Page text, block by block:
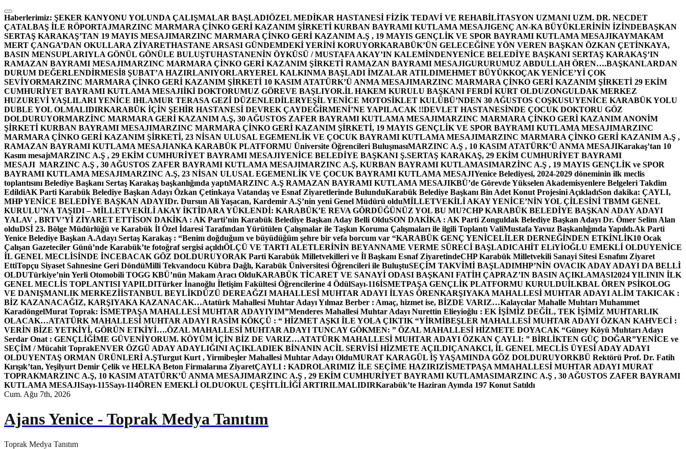
İçeriğe
atla
Haberlerimiz: ŞEKER KANYONU YOLUNDA ÇALIŞMALAR BAŞLADIÖZEL MEDİKAR HASTANESİ FİZİK TEDAVİ VE REHABİLİTASYON UZMANI UZM. DR. NECDET
ÇATALBAŞ İLE RÖPORTAJMARZINC MARMARA ÇİNKO GERİ KAZANIM ŞİRKETİ KURBAN BAYRAMI KUTLAMA MESAJIGENÇ AN-KA BÜYÜKLERİNİN İZİNDEBAŞKAN
SERTAŞ KARAKAŞ’TAN 19 MAYIS MESAJIMARZINC MARMARA ÇİNKO GERİ KAZANIM A.Ş , 19 MAYIS GENÇLİK VE SPOR BAYRAMI KUTLAMA MESAJIKAYMAKAM
MERT ÇANGA’DAN OKULLARA ZİYARETHASTANE ARSASI GÜNDEMDEKİ YERİNİ KORUYORKARABÜK’ÜN GELECEĞİNE YÖN VEREN BAŞKAN ÖZKAN ÇETİNKAYA,
BASIN MENSUPLARIYLA GÖNÜL GÖNÜLE BULUŞTUHASTANENİN ÖYKÜSÜ / MUSTAFA AKAY’IN KALEMİNDENYENİCE BELEDİYE BAŞKANI SERTAŞ KARAKAŞ’IN
RAMAZAN BAYRAMI MESAJIMARZINC MARMARA ÇİNKO GERİ KAZANIM ŞİRKETİ RAMAZAN BAYRAMI MESAJIGURURUMUZ ABDULLAH ÖREN….BAŞKANLARDAN
DURUM DEĞERLENDİRMESİ8 ŞUBAT’A HAZIRLANIYORLARYEREL KALKINMA BAŞLADI İMZALAR ATILDIMEHMET BÜYÜKKOÇAK YENİCE’Yİ ÇOK
SEVİYORMARZINC MARMARA ÇİNKO GERİ KAZANIM ŞİRKETİ 10 KASIM ATATÜRK’Ü ANMA MESAJIMARZINC MARMARA ÇİNKO GERİ KAZANIM ŞİRKETİ 29 EKİM
CUMHURİYET BAYRAMI KUTLAMA MESAJIİKİ DOKTORUMUZ GÖREVE BAŞLIYOR.İL HAKEM KURULU BAŞKANI FERDİ KURT OLDUZONGULDAK MERKEZ
HUZUREVİ YAŞLILARI YENİCE IHLAMUR TERASA GEZİ DÜZENLEDİLERYEŞİL YENİCE MOTOSİKLET KULÜBÜ’NDEN 30 AĞUSTOS COŞKUSUYENİCE KARABÜK YOLU
DUBLE YOL OLMALIDIRKARABÜK İÇİN ŞEHİR HASTANESİ DEVREK ÇAYDEĞİRMENİ’NE YAPILACAK !!DEVLET HASTANESİNDE ÇOCUK DOKTORU GÖZ
DOLDURUYORMARZİNC MARMARA GERİ KAZANIM A.Ş, 30 AĞUSTOS ZAFER BAYRAMI KUTLAMA MESAJIMARZINC MARMARA ÇİNKO GERİ KAZANIM ANONİM
ŞİRKETİ KURBAN BAYRAMI MESAJIMARZINC MARMARA ÇİNKO GERİ KAZANIM ŞİRKETİ, 19 MAYIS GENÇLİK VE SPOR BAYRAMI KUTLAMA MESAJIMARZINC
MARMARA ÇİNKO GERİ KAZANIM ŞİRKETİ, 23 NİSAN ULUSAL EGEMENLİK VE ÇOCUK BAYRAMI KUTLAMA MESAJIMARZINC MARMARA ÇİNKO GERİ KAZANIM A.Ş ,
RAMAZAN BAYRAMI KUTLAMA MESAJIANKA KARABÜK PLATFORMU Üniversite Öğrencileri BuluşmasıMARZINC A.Ş , 10 KASIM ATATÜRK’Ü ANMA MESAJIKarakaş’tan 10
Kasım mesajıMARZINC A.Ş , 29 EKİM CUMHURİYET BAYRAMI MESAJIYENİCE BELEDİYE BAŞKANI Ş.SERTAŞ KARAKAŞ, 29 EKİM CUMHURİYET BAYRAMI
MESAJI MARZINC A.Ş , 30 AĞUSTOS ZAFER BAYRAMI KUTLAMA MESAJIMARZINC A.Ş, KURBAN BAYRAMI KUTLAMASIMARZİNC A.Ş , 19 MAYIS GENÇLİK ve SPOR
BAYRAMI KUTLAMA MESAJIMARZINC A.Ş, 23 NİSAN ULUSAL EGEMENLİK VE ÇOCUK BAYRAMI KUTLAMA MESAJIYenice Belediyesi, 2024-2029 döneminin ilk meclis
toplantısını Belediye Başkanı Sertaş Karakaş başkanlığında yaptıMARZINC A.Ş RAMAZAN BAYRAMI KUTLAMA MESAJIKBÜ’de Görevde Yükselen Akademisyenlere Belgeleri Takdim
EdildiAK Parti Karabük Belediye Başkan Adayı Özkan Çetinkaya Vatandaş ve Esnaf Ziyaretlerinde BulunduKarabük Belediye Başkanı Bin Adet Konut Projesini AçıkladıSon dakika: ÇAYLI,
MHP YENİCE BELEDİYE BAŞKAN ADAYIDr. Dursun Ali Yaşacan, Kardemir A.Ş’nin yeni Genel Müdürü olduMİLLETVEKİLİ AKAY YENİCE’NİN YOL ÇİLESİNİ TBMM GENEL
KURULU’NA TAŞIDI – MİLLETVEKİLİ AKAY İKTİDARA YÜKLENDİ: KARABÜK’E REVA GÖRDÜĞÜNÜZ YOL BU MU?CHP KARABÜK BELEDİYE BAŞKAN ADAY ADAYI
YALAV , BRTV’Yİ ZİYARET ETTİSON DAKİKA : AK Parti’nin Karabük Belediye Başkan Aday Belli OlduSON DAKİKA : AK Parti Zonguldak Belediye Başkan Adayı Dr. Ömer Selim Alan
olduDSİ 23. Bölge Müdürlüğü ve Karabük İl Özel İdaresi Tarafından Yürütülen Çalışmalar ile Taşkın Koruma Çalışmaları ile ilgili Toplantı ValiMustafa Yavuz Başkanlığında Yapıldı.Ak Parti
Yenice Belediye Başkan A.Adayı Sertaş Karakaş : “Benim doğduğum ve büyüdüğüm şehre bir vefa borcum var “KARABÜK GENÇ YENİCELİLER DERNEĞİNDEN ETKİNLİK10 Ocak
Çalışan Gazeteciler Günü’nde Karabük’te fotoğraf sergisi açıldıÖLÇÜ VE TARTI ALETLERİNİN BEYANNAME VERME SÜRECİ BAŞLADICAHİT ELiYİOĞLU EMEKLİ OLDUYENİCE
İL GENEL MECLİSİNDE İNCEBACAK GÖZ DOLDURUYORAK Parti Karabük Milletvekilleri ve İl Başkanı Esnaf ZiyaretindeCHP Karabük Milletvekili Sanayi Sitesi Esnafını Ziyaret
EttiTopçu Siyaset Sahnesine Geri DöndüMilli Tekvandocu Kübra Dağlı, Karabük Üniversitesi Öğrencileri ile BuluştuSEÇİM TAKVİMİ BAŞLADIMHP’NİN OVACIK ADAY ADAYI DA BELLİ
OLDUTürkiye’nin Yerli Otomobili TOGG KBÜ’nün Makam Aracı OlduKARABÜK TİCARET VE SANAYİ ODASI BAŞKANI FATİH ÇAPRAZ’IN BASIN AÇIKLAMASI2024 YILININ İLK
GENEL MECLİS TOPLANTISI YAPILDITürker İnanoğlu İletişim Fakültesi Öğrencilerine 4 ÖdülSayı-116İSMETPAŞA GENÇLİK PLATFORMU KURULDUİLKBAL ÖREN PSİKOLOG
VE DANIŞMANLIK MERKEZİİSTANBUL BEYLİKDÜZÜ DEREAĞZI MAHALLESİ MUHTAR ADAYI İLYAS ÖRENKARŞIYAKA MAHALLESİ MUHTAR ADAYI ALİM TAKICAK :
BİZ KAZANACAĞIZ, KARŞIYAKA KAZANACAK…Atatürk Mahallesi Muhtar Adayı Yılmaz Berber : Amaç, hizmet ise, BİZDE VARIZ…Kalaycılar Mahalle Muhtarı Muhammet
KaradöngelMurat Toprak: İSMETPAŞA MAHALLESİ MUHTAR ADAYIYIM”Menderes Mahallesi Muhtar Adayı Nurettin Elieyioğlu : EK İŞİMİZ DEĞİL, TEK İŞİMİZ MUHTARLIK
OLACAK…ATATÜRK MAHALLESİ MUHTAR ADAYI RASİM KÖKÇÜ : “ HİZMET AŞKI İLE YOLA ÇIKTIK “YİRMİBEŞLER MAHALLESİ MUHTAR ADAYI ÖZKAN KAHVECİ :
VERİN BİZE YETKİYİ, GÖRÜN ETKİYİ….ÖZAL MAHALLESİ MUHTAR ADAYI TUNCAY GÖKMEN: ” ÖZAL MAHALLESİ HİZMETE DOYACAK “Güney Köyü Muhtarı Adayı
Serdar Onat : GENÇLİĞİME GÜVENİYORUM. KÖYÜM İÇİN BİZ DE VARIZ…ATATÜRK MAHALLESİ MUHTAR ADAYI ÖZKAN ÇAYLI: ” BİRLİKTEN GÜÇ DOĞAR”YENİCE ve
SEÇİM / Mücahit ToprakENVER ÖZGÜ ADAY ADAYLIĞINI AÇIKLADIEK BİNANIN ACİL SERVİSİ HİZMETE AÇILDIÇANAKCI, İL GENEL MECLİS ÜYESİ ADAY ADAYI
OLDUYENTAŞ ORMAN ÜRÜNLERİ A.ŞTurgut Kurt , Yirmibeşler Mahallesi Muhtar Adayı OlduMURAT KARAGÜL İŞ YAŞAMINDA GÖZ DOLDURUYORKBÜ Rektörü Prof. Dr. Fatih
Kırışık’tan, Yeşilyurt Demir Çelik ve HELKA Beton Firmalarına ZiyaretÇAYLI : KADROLARIMIZ İLE SEÇİME HAZIRIZİSMETPAŞA MMAHALLESİ MUHTAR ADAYI MURAT
TOPRAKMARZINC A.Ş, 10 KASIM ATATÜRK’Ü ANMA MESAJIMARZINC A.Ş , 29 EKİM CUMHURİYET BAYRAMI KUTLAMASIMARZINC A.Ş , 30 AĞUSTOS ZAFER BAYRAMI
KUTLAMA MESAJISayı-115Sayı-114ÖREN EMEKLİ OLDUOKUL ÇEŞİTLİLİĞİ ARTIRILMALIDIRKarabük’te Haziran Ayında 197 Konut Satıldı
Cum. Ağu 7th, 2026
Ajans Yenice - Toprak Medya Tanıtım
Toprak Medya Tanıtım